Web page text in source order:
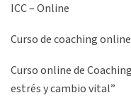
ICC – Online
Curso de coaching
Curso online de
estrés y cambio vital”